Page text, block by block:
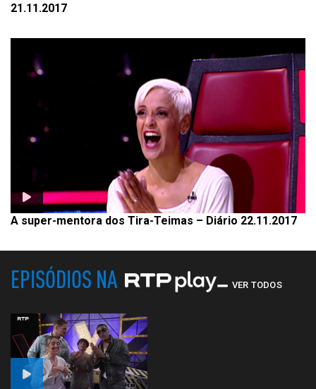
21.11.2017
A super-mentora dos Tira-Teimas – Diário 22.11.2017
EPISÓDIOS NA VER TODOS